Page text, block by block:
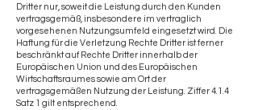
Dritter nur, soweit die Leistung durch den Kunden
vertragsgemäß, insbesondere im vertraglich
vorgesehenen Nutzungsumfeld eingesetzt wird. Die
Haftung für die Verletzung Rechte Dritter ist ferner
beschränkt auf Rechte Dritter innerhalb der
Europäischen Union und des Europäischen
Wirtschaftsraumes sowie am Ort der
vertragsgemäßen Nutzung der Leistung. Ziffer 4.1.4
Satz 1 gilt entsprechend.